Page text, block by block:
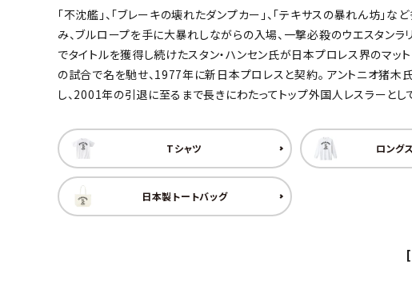
キャンベル料理長 湘南のわんこディオ
「不沈艦」、「ブレーキの壊れたダンプカー」、「テキサスの暴れん坊
み、ブルロープを手に大暴れしながらの入場、一撃必殺のウエスタンラ
でタイトルを獲得し続けたスタン・ハンセン氏が日本プロレス界のマッ
の試合で名を馳せ、1977年に新日本プロレスと契約。 アントニオ猪
し、2001年の引退に至るまで長きにわたってトップ外国人レスラーとし
Tシャツ ロング
日本製トートバッグ